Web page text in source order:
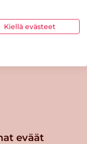
eväät
Kiellä evästeet